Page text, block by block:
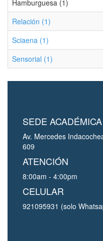
Hamburguesa (1)
Relación (1)
Sciaena (1)
Sensorial (1)
SEDE ACADÉMICA
Av. Mercedes
609
ATENCIÓN
8:00am - 4:00pm
CELULAR
921095931 (solo